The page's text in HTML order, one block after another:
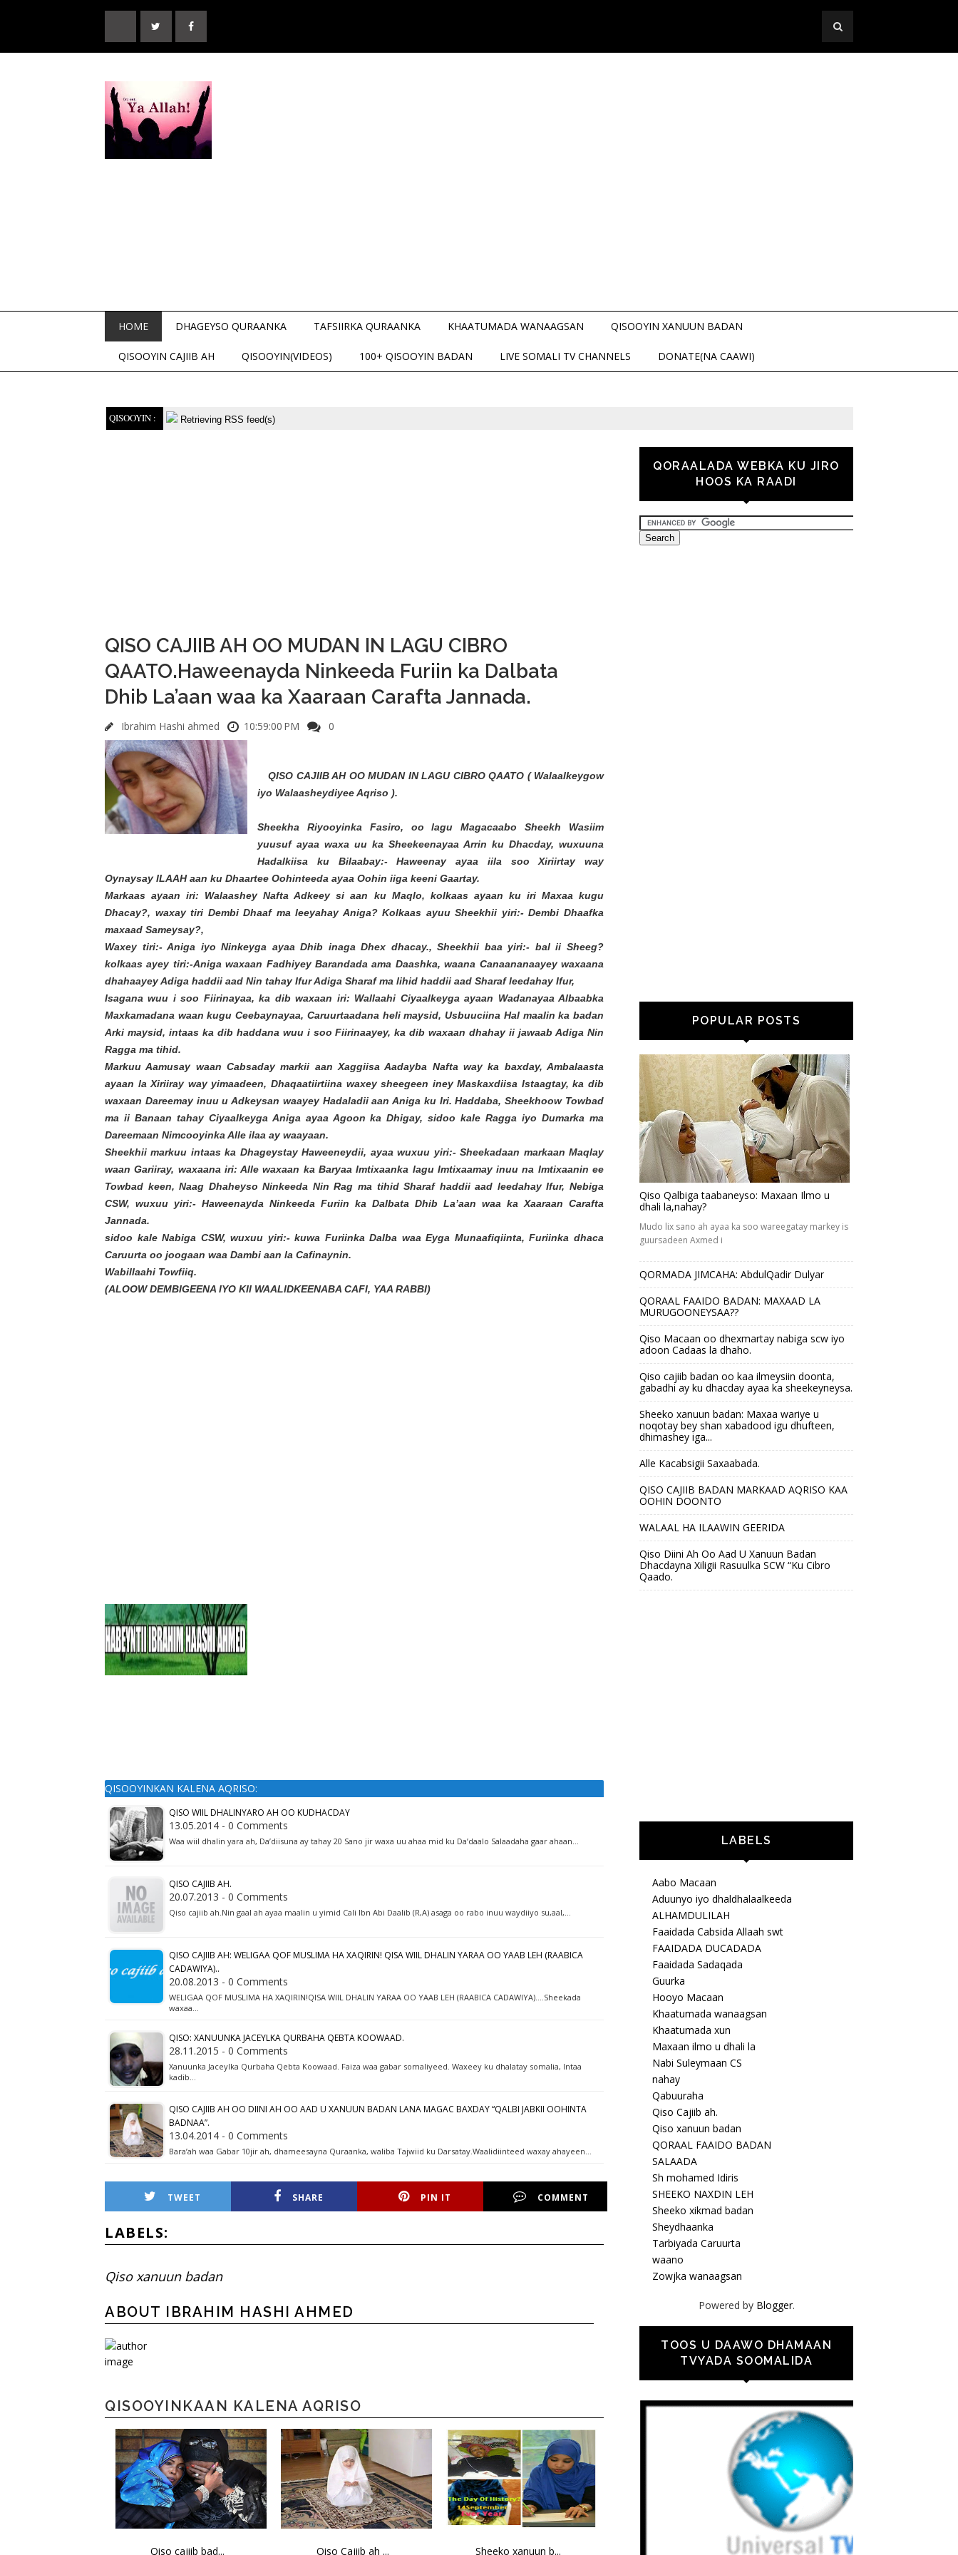
HOME DHAGEYSO QURAANKA TAFSIIRKA QURAANKA KHAATUMADA WANAAGSAN QISOOYIN XANUUN BADAN
QISOOYIN CAJIIB AH QISOOYIN(VIDEOS) 100+ QISOOYIN BADAN LIVE SOMALI TV CHANNELS DONATE(NA CAAWI)
QISOOYIN : Retrieving RSS feed(s)
QISO CAJIIB AH OO MUDAN IN LAGU CIBRO
QAATO.Haweenayda Ninkeeda Furiin ka Dalbata
Dhib La’aan waa ka Xaaraan Carafta Jannada.
Ibrahim Hashi ahmed 10:59:00 PM 0
QISO CAJIIB AH OO MUDAN IN LAGU CIBRO QAATO ( Walaalkeygow
iyo Walaasheydiyee Aqriso ).
Sheekha Riyooyinka Fasiro, oo lagu Magacaabo Sheekh Wasiim
yuusuf ayaa waxa uu ka Sheekeenayaa Arrin ku Dhacday, wuxuuna
Hadalkiisa ku Bilaabay:- Haweenay ayaa iila soo Xiriirtay way
Oynaysay ILAAH aan ku Dhaartee Oohinteeda ayaa Oohin iiga keeni Gaartay.
Markaas ayaan iri: Walaashey Nafta Adkeey si aan ku Maqlo, kolkaas ayaan ku iri Maxaa kugu
Dhacay?, waxay tiri Dembi Dhaaf ma leeyahay Aniga? Kolkaas ayuu Sheekhii yiri:- Dembi Dhaafka
maxaad Sameysay?,
Waxey tiri:- Aniga iyo Ninkeyga ayaa Dhib inaga Dhex dhacay., Sheekhii baa yiri:- bal ii Sheeg?
kolkaas ayey tiri:-Aniga waxaan Fadhiyey Barandada ama Daashka, waana Canaananaayey waxaana
dhahaayey Adiga haddii aad Nin tahay Ifur Adiga Sharaf ma lihid haddii aad Sharaf leedahay Ifur,
Isagana wuu i soo Fiirinayaa, ka dibwaxaan iri: Wallaahi Ciyaalkeyga ayaan Wadanayaa Albaabka
Maxkamadana waan kugu Ceebaynayaa, Caruurtaadana heli maysid, Usbuuciina Hal maalin ka badan
Arki maysid, intaas ka dib haddana wuu i soo Fiirinaayey, ka dib waxaan dhahay ii jawaab Adiga Nin
Ragga ma tihid.
Markuu Aamusay waan Cabsaday markii aan Xaggiisa Aadayba Nafta way ka baxday, Ambalaasta
ayaan la Xiriiray way yimaadeen, Dhaqaatiirtiina waxey sheegeen iney Maskaxdiisa Istaagtay, ka dib
waxaan Dareemay inuu u Adkeysan waayey Hadaladii aan Aniga ku Iri. Haddaba, Sheekhoow Towbad
ma ii Banaan tahay Ciyaalkeyga Aniga ayaa Agoon ka Dhigay, sidoo kale Ragga iyo Dumarka ma
Dareemaan Nimcooyinka Alle ilaa ay waayaan.
Sheekhii markuu intaas ka Dhageystay Haweeneydii, ayaa wuxuu yiri:- Sheekadaan markaan Maqlay
waan Gariiray, waxaana iri: Alle waxaan ka Baryaa Imtixaanka lagu Imtixaamay inuu na Imtixaanin ee
Towbad keen, Naag Dhaheyso Ninkeeda Nin Rag ma tihid Sharaf haddii aad leedahay Ifur, Nebiga
CSW, wuxuu yiri:- Haweenayda Ninkeeda Furiin ka Dalbata Dhib La’aan waa ka Xaaraan Carafta
Jannada.
sidoo kale Nabiga CSW, wuxuu yiri:- kuwa Furiinka Dalba waa Eyga Munaafiqiinta, Furiinka dhaca
Caruurta oo joogaan waa Dambi aan la Cafinaynin.
Wabillaahi Towfiiq.
(ALOOW DEMBIGEENA IYO KII WAALIDKEENABA CAFI, YAA RABBI)
QISOOYINKAN KALENA AQRISO:
QISO WIIL DHALINYARO AH OO KUDHACDAY
13.05.2014 - 0 Comments
Waa wiil dhalin yara ah, Da’diisuna ay tahay 20 Sano jir waxa uu ahaa mid ku Da’daalo Salaadaha gaar ahaan…
QISO CAJIIB AH.
20.07.2013 - 0 Comments
Qiso cajiib ah.Nin gaal ah ayaa maalin u yimid Cali Ibn Abi Daalib (R,A) asaga oo rabo inuu waydiiyo su,aal,…
QISO CAJIIB AH: WELIGAA QOF MUSLIMA HA XAQIRIN! QISA WIIL DHALIN YARAA OO YAAB LEH (RAABICA
CADAWIYA)..
20.08.2013 - 0 Comments
WELIGAA QOF MUSLIMA HA XAQIRIN!QISA WIIL DHALIN YARAA OO YAAB LEH (RAABICA CADAWIYA)....Sheekada
waxaa…
QISO: XANUUNKA JACEYLKA QURBAHA QEBTA KOOWAAD.
28.11.2015 - 0 Comments
Xanuunka Jaceylka Qurbaha Qebta Koowaad. Faiza waa gabar somaliyeed. Waxeey ku dhalatay somalia, Intaa
kadib…
QISO CAJIIB AH OO DIINI AH OO AAD U XANUUN BADAN LANA MAGAC BAXDAY “QALBI JABKII OOHINTA
BADNAA”.
13.04.2014 - 0 Comments
Bara’ah waa Gabar 10jir ah, dhameesayna Quraanka, waliba Tajwiid ku Darsatay.Waalidiinteed waxay ahayeen…
TWEET SHARE PIN IT COMMENT
LABELS:
Qiso xanuun badan
ABOUT IBRAHIM HASHI AHMED
QISOOYINKAAN KALENA AQRISO
Qiso cajiib bad... Qiso Cajiib ah ... Sheeko xanuun b...
QORAALADA WEBKA KU JIRO
HOOS KA RAADI
POPULAR POSTS
Qiso Qalbiga taabaneyso: Maxaan Ilmo u
dhali la,nahay?
Mudo lix sano ah ayaa ka soo wareegatay markey is
guursadeen Axmed i
QORMADA JIMCAHA: AbdulQadir Dulyar
QORAAL FAAIDO BADAN: MAXAAD LA
MURUGOONEYSAA??
Qiso Macaan oo dhexmartay nabiga scw iyo
adoon Cadaas la dhaho.
Qiso cajiib badan oo kaa ilmeysiin doonta,
gabadhi ay ku dhacday ayaa ka sheekeyneysa.
Sheeko xanuun badan: Maxaa wariye u
noqotay bey shan xabadood igu dhufteen,
dhimashey iga...
Alle Kacabsigii Saxaabada.
QISO CAJIIB BADAN MARKAAD AQRISO KAA
OOHIN DOONTO
WALAAL HA ILAAWIN GEERIDA
Qiso Diini Ah Oo Aad U Xanuun Badan
Dhacdayna Xiligii Rasuulka SCW “Ku Cibro
Qaado.
LABELS
Aabo Macaan
Aduunyo iyo dhaldhalaalkeeda
ALHAMDULILAH
Faaidada Cabsida Allaah swt
FAAIDADA DUCADADA
Faaidada Sadaqada
Guurka
Hooyo Macaan
Khaatumada wanaagsan
Khaatumada xun
Maxaan ilmo u dhali la
Nabi Suleymaan CS
nahay
Qabuuraha
Qiso Cajiib ah.
Qiso xanuun badan
QORAAL FAAIDO BADAN
SALAADA
Sh mohamed Idiris
SHEEKO NAXDIN LEH
Sheeko xikmad badan
Sheydhaanka
Tarbiyada Caruurta
waano
Zowjka wanaagsan
Powered by Blogger.
TOOS U DAAWO DHAMAAN
TVYADA SOOMALIDA